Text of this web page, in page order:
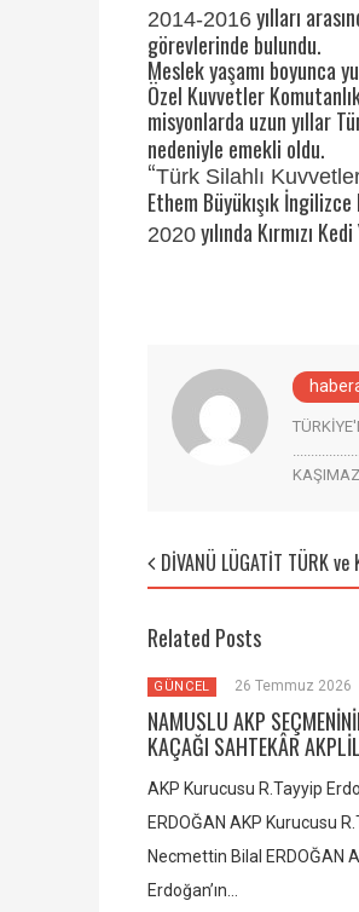
2014-2016 yılları
görevlerinde bulundu.
Meslek yaşamı boyunca
Özel Kuvvetler
misyonlarda uzun yıllar
nedeniyle emekli oldu.
“Türk Silahlı
Ethem Büyükışık
2020 yılında Kırmızı
DİVANÜ LÜGATİT TÜRK ve
Related Posts
GÜNCEL 26 Temmuz 2026
NAMUSLU AKP
KAÇAĞI SAHTEKÂR
AKP Kurucusu R.Tayyip
ERDOĞAN AKP Kurucusu
Necmettin Bilal ERDOĞAN
Erdoğan’ın…